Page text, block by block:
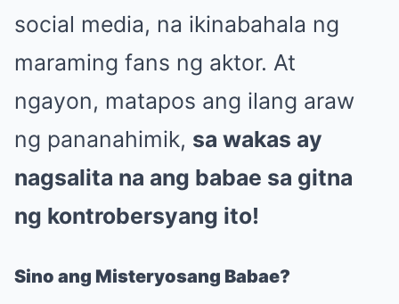
social media, na ikinabahala ng
maraming fans ng aktor. At
ngayon, matapos ang ilang araw
ng pananahimik, sa wakas ay
nagsalita na ang babae sa gitna
ng kontrobersyang ito!
Sino ang Misteryosang Babae?